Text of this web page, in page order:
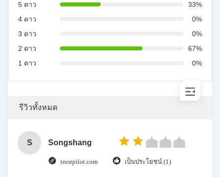
5 ดาว
33%
4 ดาว
0%
3 ดาว
0%
2 ดาว
67%
1 ดาว
0%
รีวิวทั้งหมด
S Songshang
trustpilot.com เป็นประโยชน์ (1)